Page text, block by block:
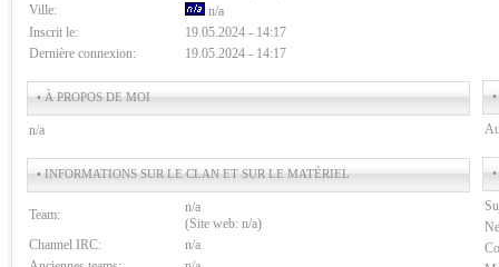
Ville:
n/a
Inscrit le:
19.05.2024 - 14:17
Dernière connexion:
19.05.2024 - 14:17
• À PROPOS DE MOI
n/a
• INFORMATIONS SUR LE CLAN ET SUR LE MATÉRIEL
Team:
n/a
(Site web: n/a)
Channel IRC:
n/a
•
•